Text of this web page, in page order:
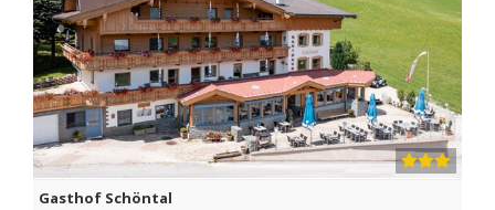
Gasthof Schöntal